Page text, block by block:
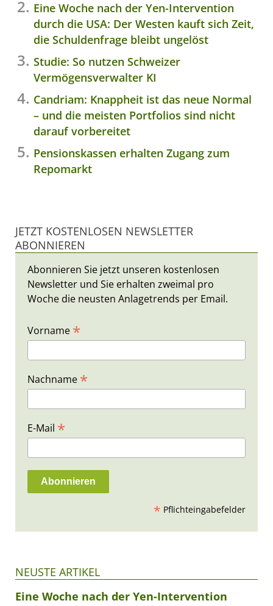
Eine Woche nach der Yen-Intervention
durch die USA: Der Westen kauft sich Zeit,
die Schuldenfrage bleibt ungelöst
Studie: So nutzen Schweizer
Vermögensverwalter KI
Candriam: Knappheit ist das neue Normal
– und die meisten Portfolios sind nicht
darauf vorbereitet
Pensionskassen erhalten Zugang zum
Repomarkt
JETZT KOSTENLOSEN NEWSLETTER
ABONNIEREN
Abonnieren Sie jetzt unseren kostenlosen
Newsletter und Sie erhalten zweimal pro
Woche die neusten Anlagetrends per Email.
Vorname *
Nachname *
E-Mail *
* Pflichteingabefelder
NEUSTE ARTIKEL
Eine Woche nach der Yen-Intervention